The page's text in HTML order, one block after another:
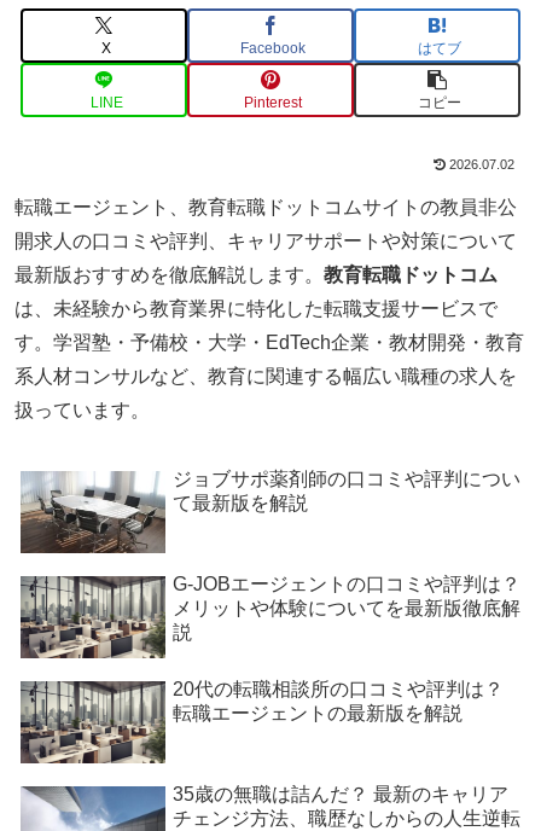
X Facebook はてブ
LINE Pinterest コピー
2026.07.02
転職エージェント、教育転職ドットコムサイトの教員非公
開求人の口コミや評判、キャリアサポートや対策について
最新版おすすめを徹底解説します。 教育転職ドットコム
は、未経験から教育業界に特化した転職支援サービスで
す。学習塾・予備校・大学・EdTech企業・教材開発・教育
系人材コンサルなど、教育に関連する幅広い職種の求人を
扱っています。
ジョブサポ薬剤師の口コミや評判につい
て最新版を解説
G-JOBエージェントの口コミや評判は？
メリットや体験についてを最新版徹底解
説
20代の転職相談所の口コミや評判は？
転職エージェントの最新版を解説
35歳の無職は詰んだ？ 最新のキャリア
チェンジ方法、職歴なしからの人生逆転